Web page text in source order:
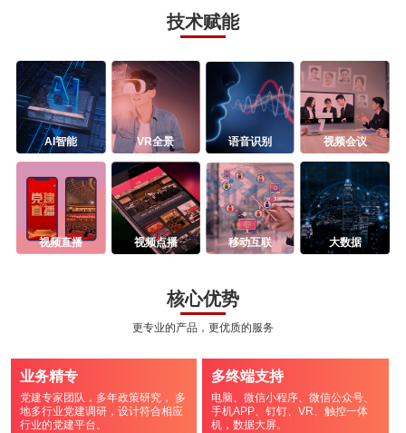
技术赋能
AI智能 VR全景 语音识别 视频会议
视频直播 视频点播 移动互联 大数据
核心优势
更专业的产品，更优质的服务
业务精专
党建专家团队，多年政策研究， 多
地多行业党建调研，设计符合相应
行业的党建平台。
多终端支持
电脑、微信小程序、微信公众号、
手机APP、钉钉、VR、触控一体
机，数据大屏。